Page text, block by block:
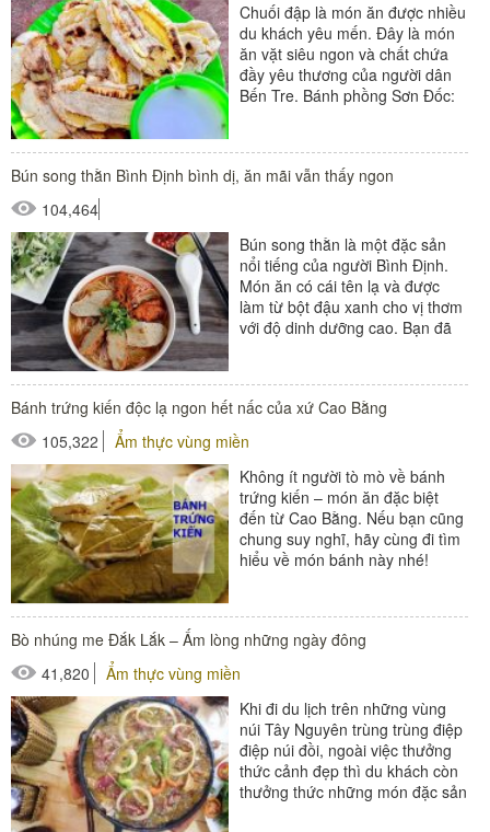
Chuối đập là món ăn được nhiều
du khách yêu mến. Đây là món
ăn vặt siêu ngon và chất chứa
đầy yêu thương của người dân
Bến Tre. Bánh phồng Sơn Đốc:
Bún song thằn Bình Định bình dị, ăn mãi vẫn thấy ngon
104,464
Bún song thằn là một đặc sản
nổi tiếng của người Bình Định.
Món ăn có cái tên lạ và được
làm từ bột đậu xanh cho vị thơm
với độ dinh dưỡng cao. Bạn đã
Bánh trứng kiến độc lạ ngon hết nấc của xứ Cao Bằng
105,322
Ẩm thực vùng miền
Không ít người tò mò về bánh
trứng kiến – món ăn đặc biệt
đến từ Cao Bằng. Nếu bạn cũng
chung suy nghĩ, hãy cùng đi tìm
hiểu về món bánh này nhé!
Bò nhúng me Đắk Lắk – Ấm lòng những ngày đông
41,820
Ẩm thực vùng miền
Khi đi du lịch trên những vùng
núi Tây Nguyên trùng trùng điệp
điệp núi đồi, ngoài việc thưởng
thức cảnh đẹp thì du khách còn
thưởng thức những món đặc sản